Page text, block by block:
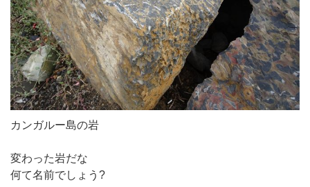
カンガルー島の岩
変わった岩だな
何て名前でしょう?